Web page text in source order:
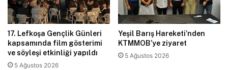
17. Lefkoşa Gençlik Günleri
kapsamında film gösterimi
ve söyleşi etkinliği yapıldı
5 Ağustos 2026
Yeşil Barış Hareketi’nden
KTMMOB’ye ziyaret
5 Ağustos 2026